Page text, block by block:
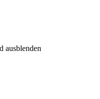
ausblenden